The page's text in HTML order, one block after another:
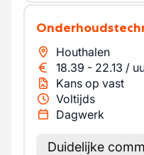
Houthalen
18.39 - 22.13 /
Kans op vast
Voltijds
Dagwerk
Duidelijke